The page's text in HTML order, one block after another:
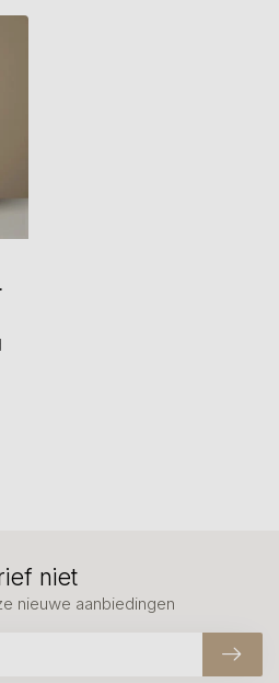
niet
nieuwe aanbiedingen